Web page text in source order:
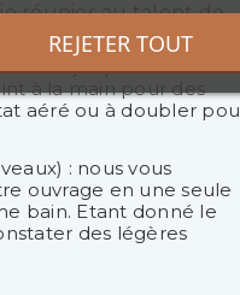
réunies au talent de
ce joli prénom :
à la main pour des
aéré ou à doubler
: nous vous
ouvrage en une seule
bain. Etant donné le
des légères
REJETER TOUT